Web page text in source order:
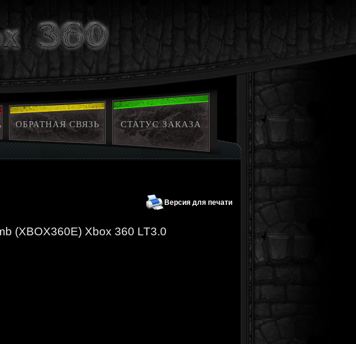
ОБРАТНАЯ СВЯЗЬ СТАТУС ЗАКАЗА
Версия для печати
(XBOX360E) Xbox 360 LT3.0